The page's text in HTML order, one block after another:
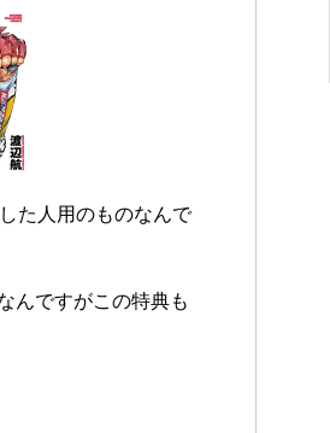
た人用のものなんで
んですがこの特典も